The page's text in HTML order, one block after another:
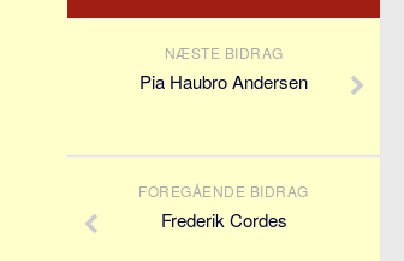
NÆSTE BIDRAG
Pia Haubro Andersen
FOREGÅENDE BIDRAG
Frederik Cordes